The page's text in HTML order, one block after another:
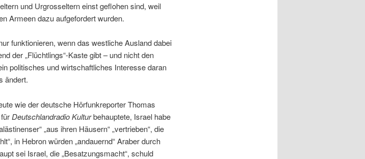
und Urgrosseltern einst geflohen sind, weil
Armeen dazu aufgefordert wurden.
funktionieren, wenn das westliche Ausland dabei
der „Flüchtlings“-Kaste gibt – und nicht den
politisches und wirtschaftliches Interesse daran
ändert.
wie der deutsche Hörfunkreporter Thomas
Deutschlandradio Kulturbehauptete, Israel habe
„aus ihren Häusern“ „vertrieben“, die
in Hebron würden „andauernd“ Araber durch
sei Israel, die „Besatzungsmacht“, schuld